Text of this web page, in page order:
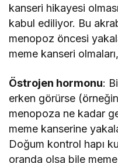
kanseri hikayesi
kabul ediliyor. Bu
menopoz öncesi
meme kanseri
Östrojen hormonu:
erken görürse
menopoza ne kadar
meme kanserine
Doğum kontrol hapı
oranda olsa bile meme